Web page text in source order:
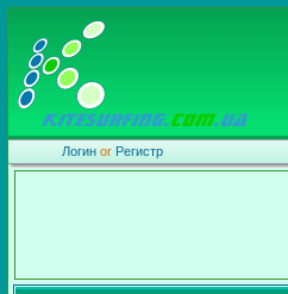
Логин or Регистр